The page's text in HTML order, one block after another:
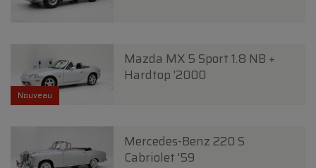
Nouveau
Mazda MX 5 Sport 1.8 NB +
Hardtop '2000
Mercedes-Benz 220 S
Cabriolet '59